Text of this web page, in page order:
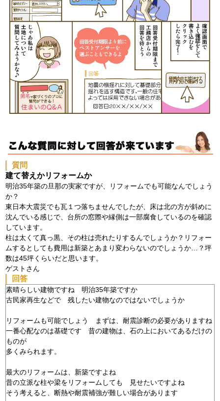
質問
建て替えかリフォームか
明治35年築の旦那の実家ですが、リフォームでも可能なんでしょう
か？
東日本大震災でも瓦１つ落ちませんでしたが、床は北の方が斜めに
沈んでいる感じで、台所の窓際や縁側は一部腐食しているのを確認
しています。
柱は太くて真っ黒、その柱は売れたりするんでしょうか？リフォー
ムするとしても費用は新築とあまり変わらないのでしょうか…？坪
数は45坪くらいだと思います。
ゲストさん
回答
素晴らしい建物ですね 明治35年築ですか
古民家再生などで 残したい建物なのではないでしょうか
リフォームも可能でしょう まずは、耐震診断の必要がありますね
一番心配なのは基礎です 昔の建物は、石の上においてあるだけの
ものが
多くみられます。
最大のリフォームは、新築ですよね
昔の立派な柱や梁をリフォームしても 見せたいですよね
そう考えると、断熱や耐震補強が難しい場合があります